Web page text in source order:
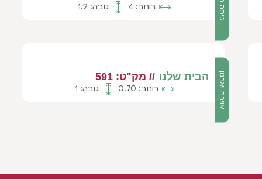
כיתה ב' רוחב: 4 גובה: 1.2
אוירה וארגון הבית שלנו // מק"ט: 591
רוחב: 0.70 גובה: 1